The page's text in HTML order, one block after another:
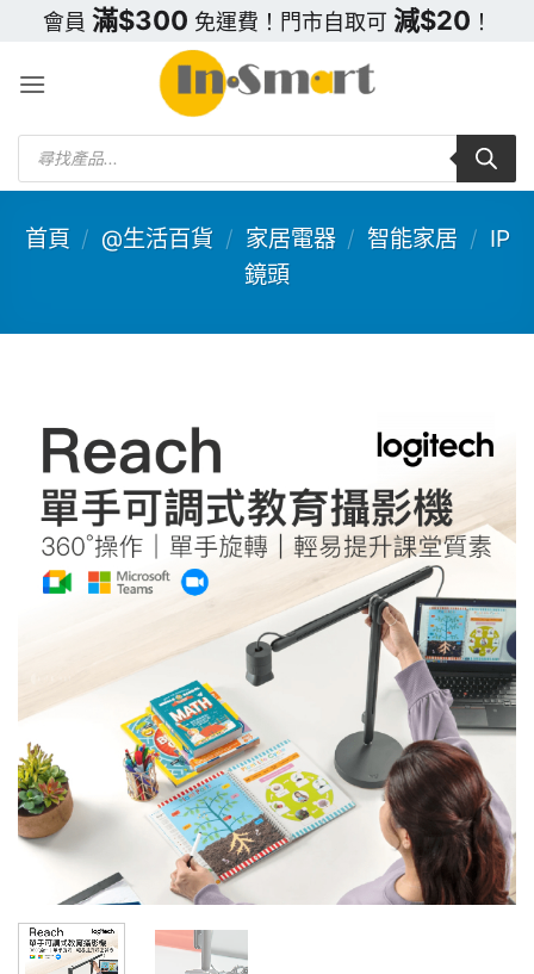
content
會員 滿$300 免運費！門市自取可 減$20 ！
Products
search
首頁 / @生活百貨 / 家居電器 / 智能家居 / IP
鏡頭